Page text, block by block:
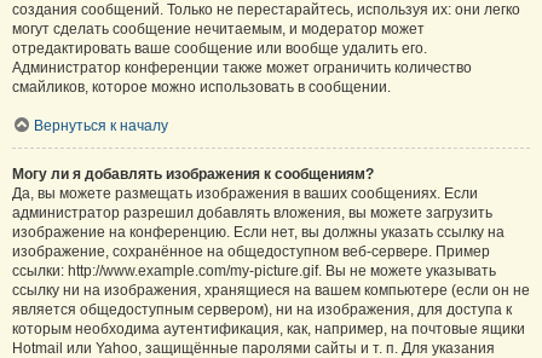
создания сообщений. Только не перестарайтесь, используя их: они легко
могут сделать сообщение нечитаемым, и модератор может
отредактировать ваше сообщение или вообще удалить его.
Администратор конференции также может ограничить количество
смайликов, которое можно использовать в сообщении.
Вернуться к началу
Могу ли я добавлять изображения к сообщениям?
Да, вы можете размещать изображения в ваших сообщениях. Если
администратор разрешил добавлять вложения, вы можете загрузить
изображение на конференцию. Если нет, вы должны указать ссылку на
изображение, сохранённое на общедоступном веб-сервере. Пример
ссылки: http://www.example.com/my-picture.gif. Вы не можете указывать
ссылку ни на изображения, хранящиеся на вашем компьютере (если он не
является общедоступным сервером), ни на изображения, для доступа к
которым необходима аутентификация, как, например, на почтовые ящики
Hotmail или Yahoo, защищённые паролями сайты и т. п. Для указания